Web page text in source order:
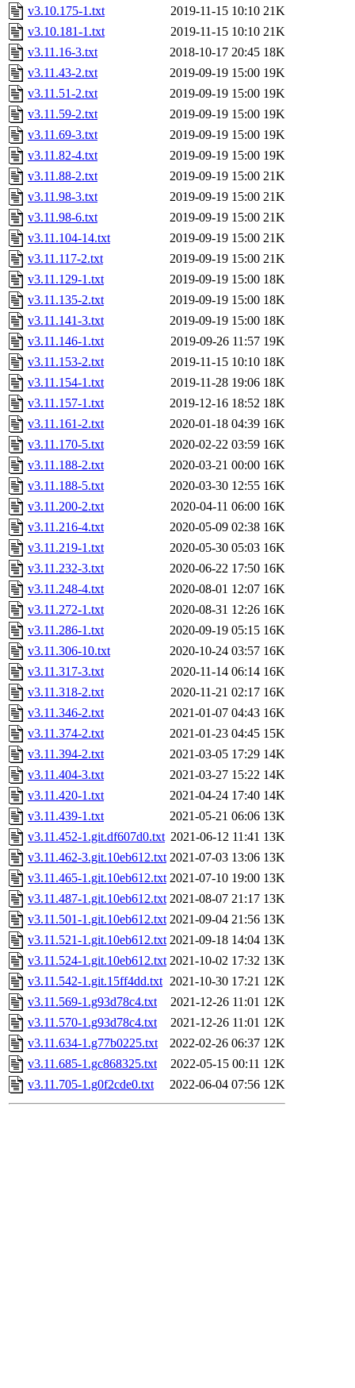
v3.10.175-1.txt 2019-11-15 10:10 21K
v3.10.181-1.txt
2019-11-15 10:10 21K
v3.11.16-3.txt
2018-10-17 20:45 18K
v3.11.43-2.txt
2019-09-19 15:00 19K
v3.11.51-2.txt
2019-09-19 15:00 19K
v3.11.59-2.txt
2019-09-19 15:00 19K
v3.11.69-3.txt
2019-09-19 15:00 19K
v3.11.82-4.txt
2019-09-19 15:00 19K
v3.11.88-2.txt
2019-09-19 15:00 21K
v3.11.98-3.txt
2019-09-19 15:00 21K
v3.11.98-6.txt
2019-09-19 15:00 21K
v3.11.104-14.txt
2019-09-19 15:00 21K
v3.11.117-2.txt
2019-09-19 15:00 21K
v3.11.129-1.txt
2019-09-19 15:00 18K
v3.11.135-2.txt
2019-09-19 15:00 18K
v3.11.141-3.txt
2019-09-19 15:00 18K
v3.11.146-1.txt
2019-09-26 11:57 19K
v3.11.153-2.txt
2019-11-15 10:10 18K
v3.11.154-1.txt
2019-11-28 19:06 18K
v3.11.157-1.txt
2019-12-16 18:52 18K
v3.11.161-2.txt
2020-01-18 04:39 16K
v3.11.170-5.txt
2020-02-22 03:59 16K
v3.11.188-2.txt
2020-03-21 00:00 16K
v3.11.188-5.txt
2020-03-30 12:55 16K
v3.11.200-2.txt
2020-04-11 06:00 16K
v3.11.216-4.txt
2020-05-09 02:38 16K
v3.11.219-1.txt
2020-05-30 05:03 16K
v3.11.232-3.txt
2020-06-22 17:50 16K
v3.11.248-4.txt
2020-08-01 12:07 16K
v3.11.272-1.txt
2020-08-31 12:26 16K
v3.11.286-1.txt
2020-09-19 05:15 16K
v3.11.306-10.txt
2020-10-24 03:57 16K
v3.11.317-3.txt
2020-11-14 06:14 16K
v3.11.318-2.txt
2020-11-21 02:17 16K
v3.11.346-2.txt
2021-01-07 04:43 16K
v3.11.374-2.txt
2021-01-23 04:45 15K
v3.11.394-2.txt
2021-03-05 17:29 14K
v3.11.404-3.txt
2021-03-27 15:22 14K
v3.11.420-1.txt
2021-04-24 17:40 14K
v3.11.439-1.txt
2021-05-21 06:06 13K
v3.11.452-1.git.df607d0.txt 2021-06-12 11:41 13K
v3.11.462-3.git.10eb612.txt 2021-07-03 13:06 13K
v3.11.465-1.git.10eb612.txt 2021-07-10 19:00 13K
v3.11.487-1.git.10eb612.txt 2021-08-07 21:17 13K
v3.11.501-1.git.10eb612.txt 2021-09-04 21:56 13K
v3.11.521-1.git.10eb612.txt 2021-09-18 14:04 13K
v3.11.524-1.git.10eb612.txt 2021-10-02 17:32 13K
v3.11.542-1.git.15ff4dd.txt 2021-10-30 17:21 12K
v3.11.569-1.g93d78c4.txt
2021-12-26 11:01 12K
v3.11.570-1.g93d78c4.txt
2021-12-26 11:01 12K
v3.11.634-1.g77b0225.txt
2022-02-26 06:37 12K
v3.11.685-1.gc868325.txt
2022-05-15 00:11 12K
v3.11.705-1.g0f2cde0.txt
2022-06-04 07:56 12K